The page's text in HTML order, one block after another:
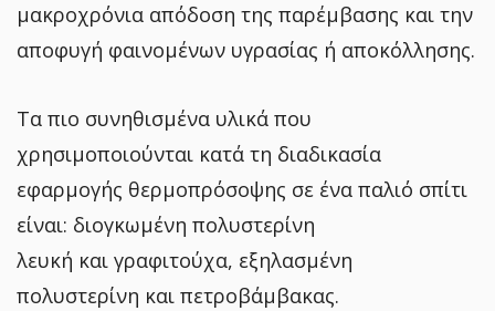
μακροχρόνια απόδοση της παρέμβασης και την
αποφυγή φαινομένων υγρασίας ή αποκόλλησης.
Τα πιο συνηθισμένα υλικά που
χρησιμοποιούνται κατά τη διαδικασία
εφαρμογής θερμοπρόσοψης σε ένα παλιό σπίτι
είναι: διογκωμένη πολυστερίνη
λευκή και γραφιτούχα, εξηλασμένη
πολυστερίνη και πετροβάμβακας.